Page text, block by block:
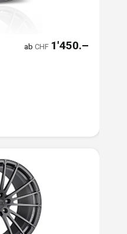
abCHF 1'450.–